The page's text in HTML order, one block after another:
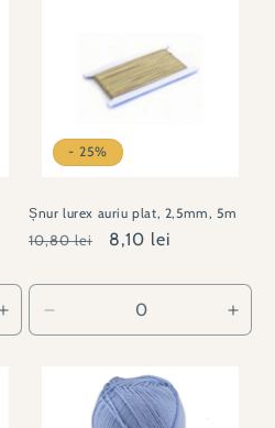
Creșteți
cantitatea
- 25%
Șnur lurex auriu plat, 2,5mm, 5m
Preț
10,80 lei
Preț
8,10 lei
cantitatea
500068-